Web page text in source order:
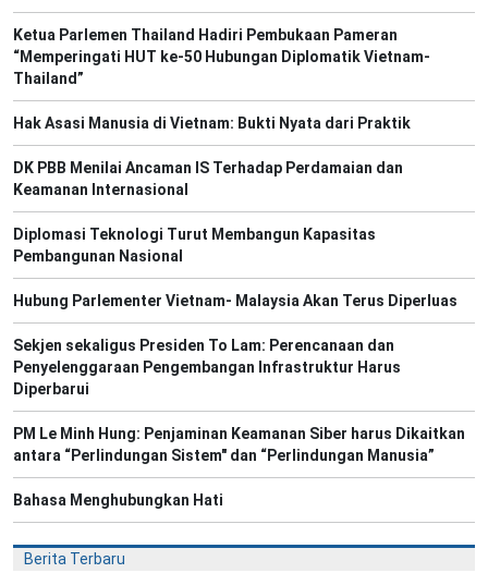
Ketua Parlemen Thailand Hadiri Pembukaan Pameran
“Memperingati HUT ke-50 Hubungan Diplomatik Vietnam-
Thailand”
Hak Asasi Manusia di Vietnam: Bukti Nyata dari Praktik
DK PBB Menilai Ancaman IS Terhadap Perdamaian dan
Keamanan Internasional
Diplomasi Teknologi Turut Membangun Kapasitas
Pembangunan Nasional
Hubung Parlementer Vietnam- Malaysia Akan Terus Diperluas
Sekjen sekaligus Presiden To Lam: Perencanaan dan
Penyelenggaraan Pengembangan Infrastruktur Harus
Diperbarui
PM Le Minh Hung: Penjaminan Keamanan Siber harus Dikaitkan
antara “Perlindungan Sistem" dan “Perlindungan Manusia”
Bahasa Menghubungkan Hati
Berita Terbaru